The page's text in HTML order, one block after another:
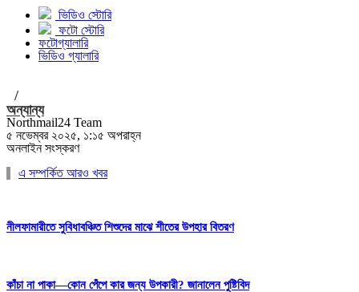
ভিডিও স্টোরি
ফটো স্টোরি
ফটোগ্যালারি
ভিডিও গ্যালারি
/
অন্যান্য
Northmail24 Team
৫ নভেম্বর ২০২৫, ১:১৫ অপরাহ্ন
অনলাইন সংস্করণ
এ সম্পর্কিত আরও খবর
নীলফামারীতে সুবিধাবঞ্চিত শিশুদের মাঝে শীতের উপহার বিতরণ
কাঁচা না পাকা—কোন পেঁপে কার জন্য উপকারী? জানালেন পুষ্টিবিদ